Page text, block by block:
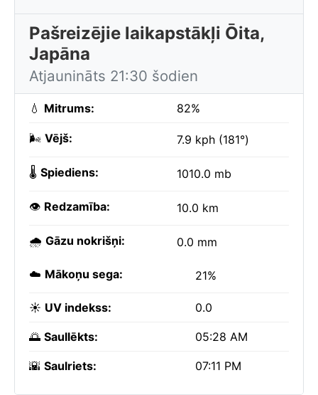
Pašreizējie laikapstākļi Ōita,
Japāna
Atjaunināts 21:30 šodien
💧 Mitrums: 82%
🌬️ Vējš: 7.9 kph (181°)
🌡️ Spiediens: 1010.0 mb
👁️ Redzamība: 10.0 km
🌧️ Gāzu nokrišņi: 0.0 mm
☁️ Mākoņu sega: 21%
☀️ UV indekss: 0.0
🌅 Saullēkts: 05:28 AM
🌇 Saulriets: 07:11 PM